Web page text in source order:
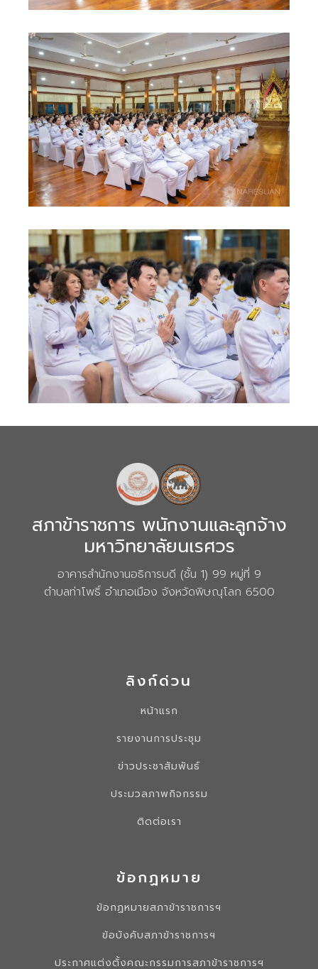
สภาข้าราชการ พนักงานและลูกจ้าง
มหาวิทยาลัยนเรศวร
อาคารสำนักงานอธิการบดี (ชั้น 1) 99 หมู่ที่ 9
ตำบลท่าโพธิ์ อำเภอเมือง จังหวัดพิษณุโลก 6500
ลิงก์ด่วน
หน้าแรก
รายงานการประชุม
ข่าวประชาสัมพันธ์
ประมวลภาพกิจกรรม
ติดต่อเรา
ข้อกฏหมาย
ข้อกฏหมายสภาข้าราชการฯ
ข้อบังคับสภาข้าราชการฯ
ประกาศแต่งตั้งคณะกรรมการสภาข้าราชการฯ